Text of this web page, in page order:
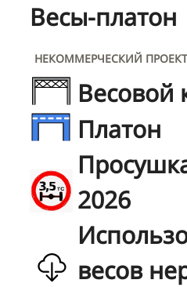
Весы-платон
НЕКОММЕРЧЕСКИЙ ПРОЕКТ
Весовой
Платон
2026
весов